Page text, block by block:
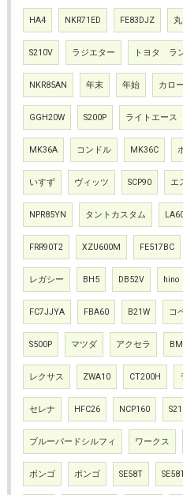
HA4 NKR71ED FE83DJZ
S210V ラジエター トヨタ ラ
NKR85AN 年末 年始 カロ
GGH20W S200P ライトエース
MK36A コンドル MK36C
いすず ヴィッツ SCP90 エ
NPR85YN タントカスタム
FRR90T2 XZU600M FE517BC
レガシー BH5 DB52V hino
FC7JJYA FBA60 B21W コ
S500P マツダ アクセラ
レクサス ZWA10 CT200H
セレナ HFC26 NCP160
ブルーバードシルフィ ワークス
ボンゴ ボンゴ SE58T